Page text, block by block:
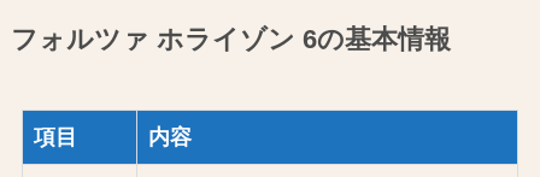
フォルツァ ホライゾン 6の基本情報
項目 内容